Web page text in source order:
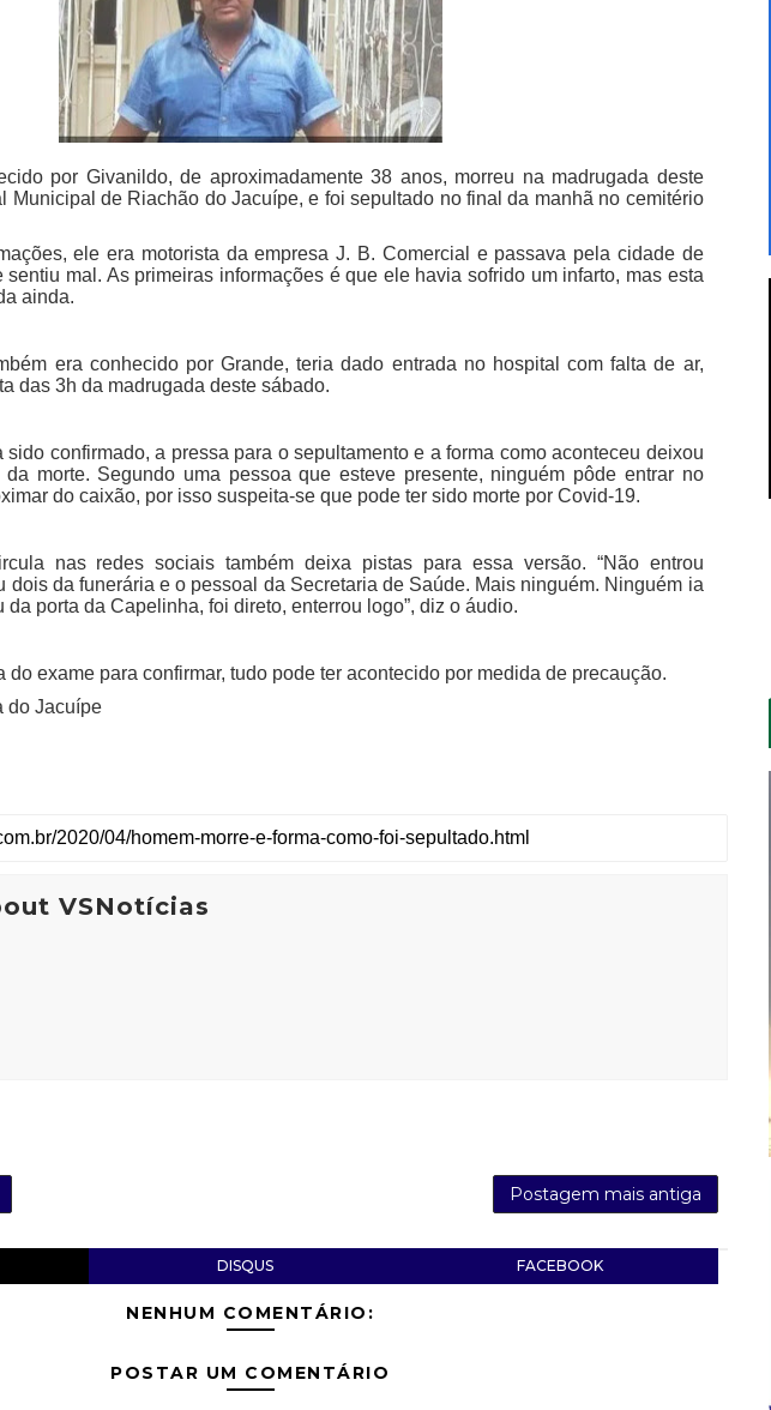
por Givanildo, de aproximadamente 38 anos, morreu na madrugada deste
Municipal de Riachão do Jacuípe, e foi sepultado no final da manhã no cemitério
ele era motorista da empresa J. B. Comercial e passava pela cidade de
sentiu mal. As primeiras informações é que ele havia sofrido um infarto, mas esta
ainda.
era conhecido por Grande, teria dado entrada no hospital com falta de ar,
das 3h da madrugada deste sábado.
sido confirmado, a pressa para o sepultamento e a forma como aconteceu deixou
morte. Segundo uma pessoa que esteve presente, ninguém pôde entrar no
do caixão, por isso suspeita-se que pode ter sido morte por Covid-19.
nas redes sociais também deixa pistas para essa versão. “Não entrou
dois da funerária e o pessoal da Secretaria de Saúde. Mais ninguém. Ninguém ia
da porta da Capelinha, foi direto, enterrou logo”, diz o áudio.
do exame para confirmar, tudo pode ter acontecido por medida de precaução.
do Jacuípe
VSNotícias
Postagem mais antiga
DISQUS FACEBOOK
NENHUM COMENTÁRIO:
POSTAR UM COMENTÁRIO